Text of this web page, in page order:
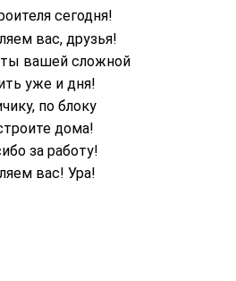
сегодня!
вас, друзья!
вашей сложной
уже и дня!
по блоку
дома!
за работу!
вас! Ура!